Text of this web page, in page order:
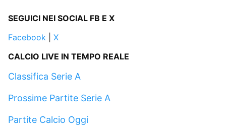
SEGUICI NEI SOCIAL FB E X
Facebook
X
CALCIO LIVE IN TEMPO REALE
Classifica Serie A
Prossime Partite Serie A
Partite Calcio Oggi